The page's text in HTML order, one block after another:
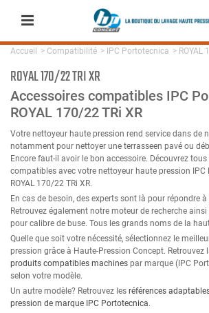
Accueil > Compatibilité > IPC Portotecnica > ROYAL
ROYAL 170/22 TRI XR
Accessoires compatibles IPC
ROYAL 170/22 TRi XR
Votre nettoyeur haute pression rend service dans de
notamment pour nettoyer une terrasseen pavé ou
Encore faut-il avoir le bon accessoire. Découvrez
compatibles avec votre nettoyeur haute pression
ROYAL 170/22 TRi XR.
En cas de besoin, des experts sont là pour répondre
Retrouvez également notre moteur de recherche
pour calibre de buse. Tous les grands noms de la
Quelle que soit votre nécessité, sélectionnez le
pression grâce à Haute-Pression Concept. Retrouvez
produits compatibles machines par marque (IPC
selon votre modèle.
Un autre modèle? Retrouvez les références
pression de marque IPC Portotecnica.